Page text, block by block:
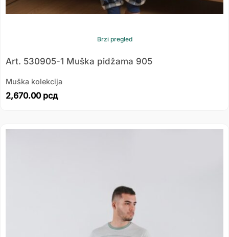
Brzi pregled
Art. 530905-1 Muška pidžama 905
Muška kolekcija
2,670.00 рсд